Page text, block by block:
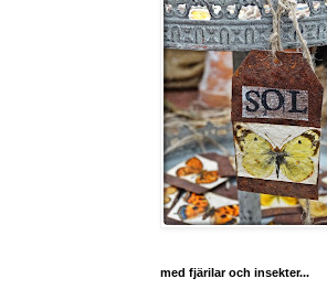
med fjärilar och insekter...